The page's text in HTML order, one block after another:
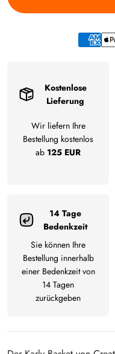
Kostenlose
Lieferung
Wir liefern Ihre
Bestellung kostenlos
ab 125 EUR
14 Tage
Bedenkzeit
Sie können Ihre
Bestellung innerhalb
einer Bedenkzeit von
14 Tagen
zurückgeben